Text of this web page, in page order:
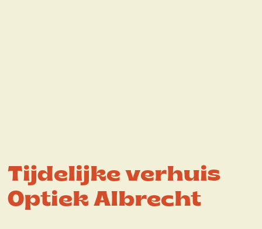
Tijdelijke verhuis
Optiek Albrecht